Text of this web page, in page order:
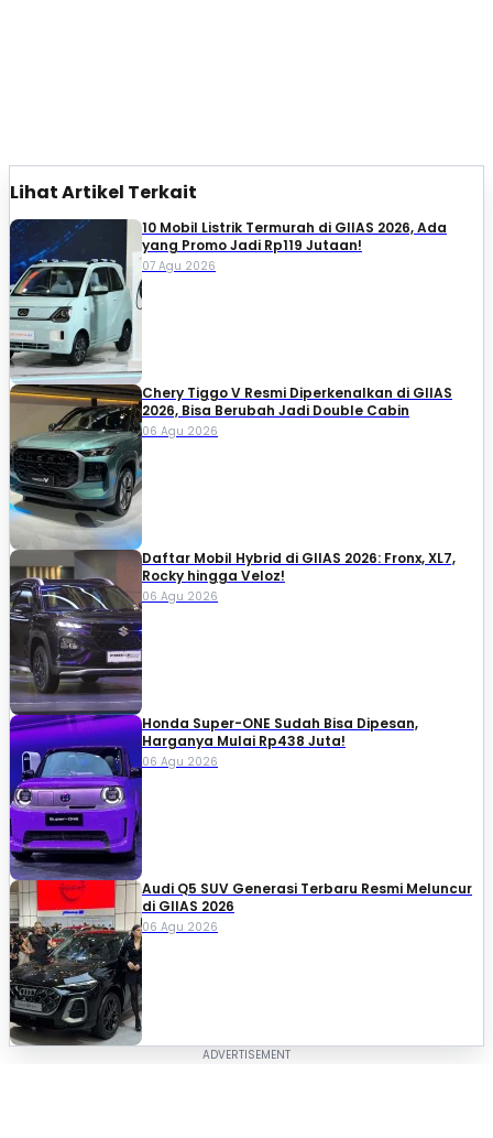
Lihat Artikel Terkait
10 Mobil Listrik Termurah di GIIAS 2026, Ada
yang Promo Jadi Rp119 Jutaan!
07 Agu 2026
Chery Tiggo V Resmi Diperkenalkan di GIIAS
2026, Bisa Berubah Jadi Double Cabin
06 Agu 2026
Daftar Mobil Hybrid di GIIAS 2026: Fronx, XL7,
Rocky hingga Veloz!
06 Agu 2026
Honda Super-ONE Sudah Bisa Dipesan,
Harganya Mulai Rp438 Juta!
06 Agu 2026
Audi Q5 SUV Generasi Terbaru Resmi Meluncur
di GIIAS 2026
06 Agu 2026